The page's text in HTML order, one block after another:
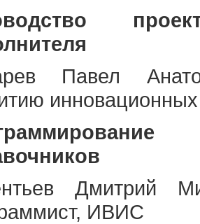
Павел
Дмитрий
ИВИС